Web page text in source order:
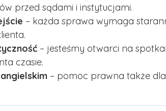
przed sądami i instytucjami.
– każda sprawa wymaga
– jesteśmy otwarci na
czasie.
– pomoc prawna także